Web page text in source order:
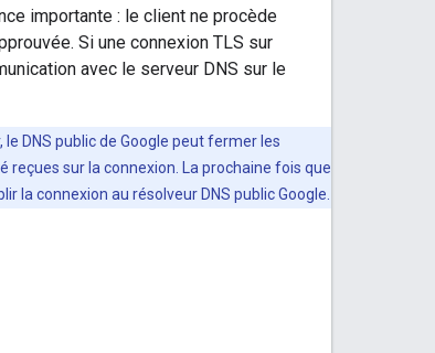
importante : le client ne procède
Si une connexion TLS sur
avec le serveur DNS sur le
DNS public de Google peut fermer les
reçues sur la connexion. La prochaine fois que
la connexion au résolveur DNS public Google.